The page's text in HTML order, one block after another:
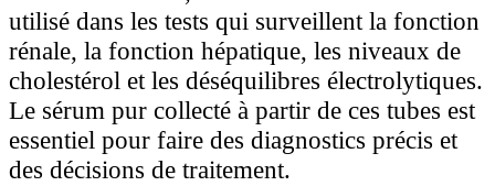
utilisé dans les tests qui surveillent la fonction
rénale, la fonction hépatique, les niveaux de
cholestérol et les déséquilibres électrolytiques.
Le sérum pur collecté à partir de ces tubes est
essentiel pour faire des diagnostics précis et
des décisions de traitement.